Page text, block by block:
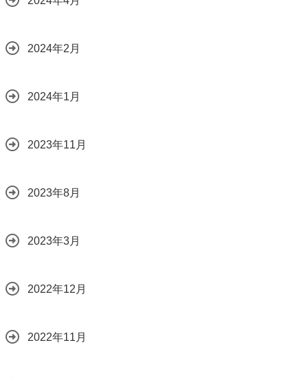
2024年2月
2024年1月
2023年11月
2023年8月
2023年3月
2022年12月
2022年11月